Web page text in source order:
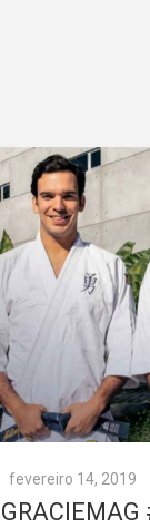
fevereiro 14, 2019